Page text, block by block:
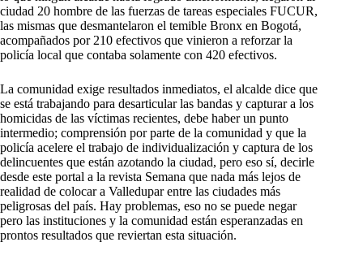
ciudad 20 hombre de las fuerzas de tareas especiales FUCUR,
las mismas que desmantelaron el temible Bronx en Bogotá,
acompañados por 210 efectivos que vinieron a reforzar la
policía local que contaba solamente con 420 efectivos.
La comunidad exige resultados inmediatos, el alcalde dice que
se está trabajando para desarticular las bandas y capturar a los
homicidas de las víctimas recientes, debe haber un punto
intermedio; comprensión por parte de la comunidad y que la
policía acelere el trabajo de individualización y captura de los
delincuentes que están azotando la ciudad, pero eso sí, decirle
desde este portal a la revista Semana que nada más lejos de
realidad de colocar a Valledupar entre las ciudades más
peligrosas del país. Hay problemas, eso no se puede negar
pero las instituciones y la comunidad están esperanzadas en
prontos resultados que reviertan esta situación.